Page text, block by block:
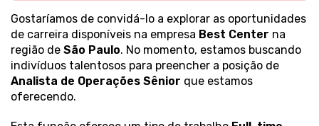
Gostaríamos de convidá-lo a explorar as oportunidades
de carreira disponíveis na empresa Best Center na
região de São Paulo. No momento, estamos buscando
indivíduos talentosos para preencher a posição de
Analista de Operações Sênior que estamos
oferecendo.